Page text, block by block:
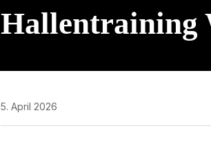
Hallentraining
5. April 2026